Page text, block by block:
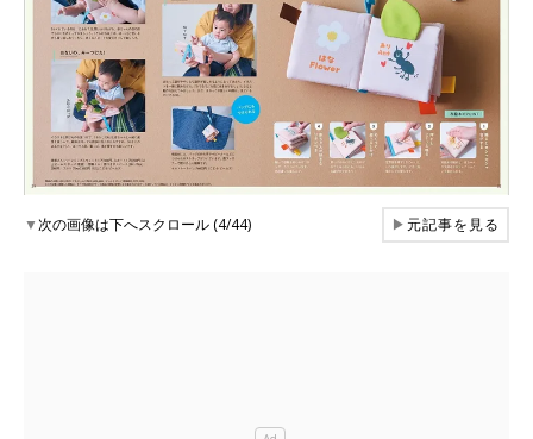
▼次の画像は下へスクロール (4/44) ▶元記事を見る